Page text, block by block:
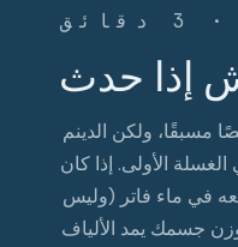
إذا حدث
مسبقًا، ولكن الدينم
الأولى. إذا كان
في ماء فاتر (وليس
وزن جسمك يمد الألياف